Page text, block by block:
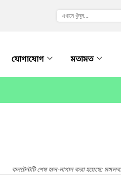
যোগাযোগ মতামত
কনটেন্টটি শেষ হাল-নাগাদ করা হয়েছে: